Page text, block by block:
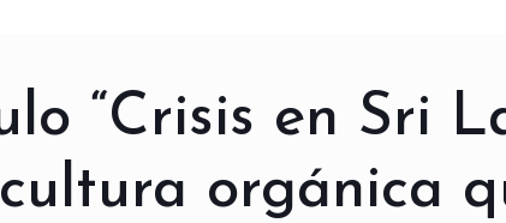
“Crisis en Sri
orgánica